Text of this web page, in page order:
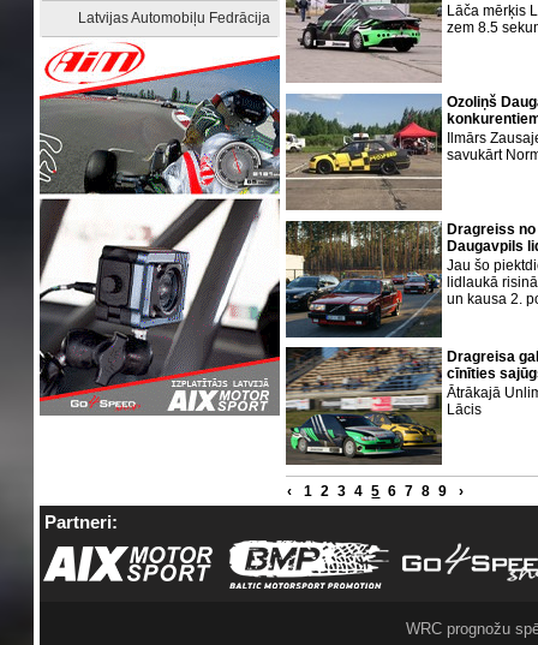
Latvijas Automobiļu Fedrācija
Lāča mērķis
zem 8.5
Ozoliņš
Ilmārs
savukārt
Dragreiss
Daugavpils
Jau šo
lidlaukā
un kausa 2.
Dragreisa
cīnīties
Ātrākajā
Lācis
‹ 1 2 3 4 5 6 7 8 9 ›
Partneri:
WRC prognožu